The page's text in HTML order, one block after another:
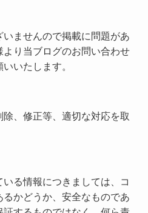
ませんので掲載に問題があ
より当ブログのお問い合わせ
いたします。
、修正等、適切な対応を取
る情報につきましては、コ
かどうか、安全なものであ